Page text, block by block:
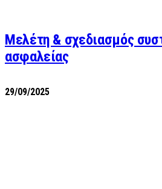
Μελέτη & σχεδιασμός
ασφαλείας
29/09/2025